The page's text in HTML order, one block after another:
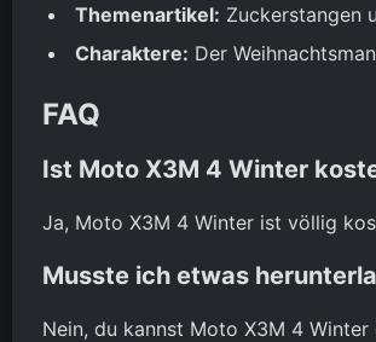
Themenartikel: Zuckerstangen
Charaktere: Der
FAQ
Ist Moto X3M 4 Winter
Ja, Moto X3M 4 Winter ist völlig
Musste ich etwas
Nein, du kannst Moto X3M 4